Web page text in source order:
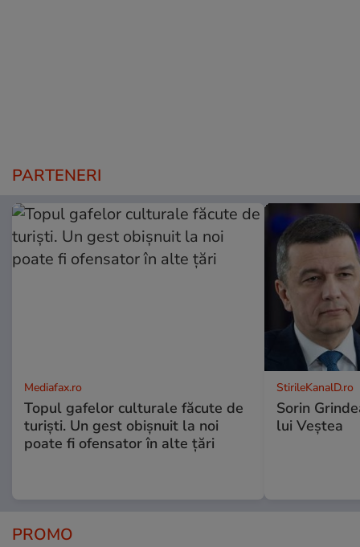
PARTENERI
Mediafax.ro
Topul gafelor culturale făcute de
turiști. Un gest obișnuit la noi
poate fi ofensator în alte țări
StirileKanalD.ro
Sorin
lui Veștea
PROMO